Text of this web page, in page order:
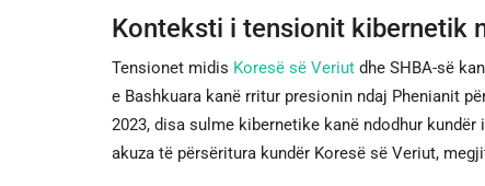
Konteksti i tensionit kibernetik
Tensionet midis Koresë së Veriut dhe SHBA-së
e Bashkuara kanë rritur presionin ndaj Phenianit
2023, disa sulme kibernetike kanë ndodhur
akuza të përsëritura kundër Koresë së Veriut,